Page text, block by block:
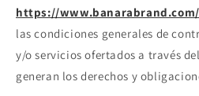
https://www.banarabrand.com/
las condiciones generales de
y/o servicios ofertados a través
generan los derechos y